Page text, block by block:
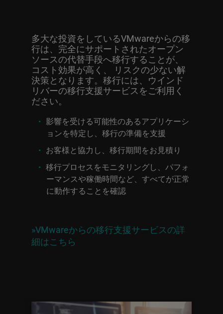
多大な投資をしているVMwareからの移
行は、完全にサポートされたオープン
ソースの代替手段へ移行することが、
コスト効果が高く、 リスクの少ない解
決策となります。移行には、ウインド
リバーの移行支援サービスをご利用く
ださい。
影響を受ける可能性のあるアプリケーシ
ョンを特定し、移行の準備を支援
お客様と協力し、移行期間をお見積り
移行プロセスをモニタリングし、パフォ
ーマンスや稼働時間など、すべてが正常
に動作することを確認
»VMwareからの移行支援サービスの詳
細はこちら